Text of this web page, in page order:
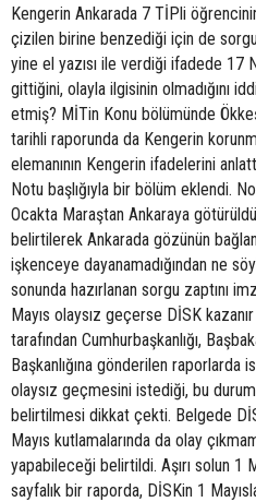
Kengerin Ankarada 7 TİPli
çizilen birine benzediği için de
yine el yazısı ile verdiği ifadede 17
gittiğini, olayla ilgisinin olmadığını
etmiş? MİTin Konu bölümünde
tarihli raporunda da Kengerin
elemanının Kengerin ifadelerini
Notu başlığıyla bir bölüm eklendi.
Ocakta Maraştan Ankaraya
belirtilerek Ankarada gözünün
işkenceye dayanamadığından ne
sonunda hazırlanan sorgu zaptını
Mayıs olaysız geçerse DİSK
tarafından Cumhurbaşkanlığı,
Başkanlığına gönderilen raporlarda
olaysız geçmesini istediği, bu
belirtilmesi dikkat çekti. Belgede
Mayıs kutlamalarında da olay
yapabileceği belirtildi. Aşırı solun 1
sayfalık bir raporda, DİSKin 1